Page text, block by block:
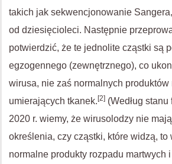
takich jak sekwencjonowanie
od dziesięcioleci. Następnie
potwierdzić, że te jednolite cząstki są
egzogennego (zewnętrznego), co
wirusa, nie zaś normalnych produktów
umierających tkanek. [2] (Według
2020 r. wiemy, że wirusolodzy nie
określenia, czy cząstki, które widzą, to
normalne produkty rozpadu martwych